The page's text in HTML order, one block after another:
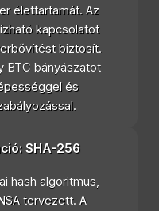
élettartamát. Az
kapcsolatot
biztosít.
BTC bányászatot
és
SHA-256
hash algoritmus,
tervezett. A